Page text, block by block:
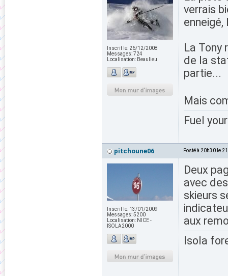
Inscrit le: 26/12/2008
Messages:724
Localisation: Beaulieu
verrais
La Tony
de la
partie...
Mais
Fuel
pitchoune06 Posté à 20h30 le
Inscrit le: 13/01/2009
Messages:5200
Localisation: NICE -
ISOLA2000
Deux
avec
skieurs
aux
Isola